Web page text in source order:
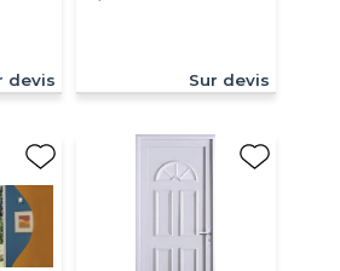
devis Sur devis